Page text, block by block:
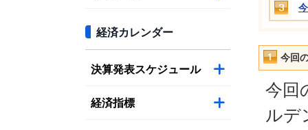
経済カレンダー
決算発表スケジュール
経済指標
今回
今回
ルデ